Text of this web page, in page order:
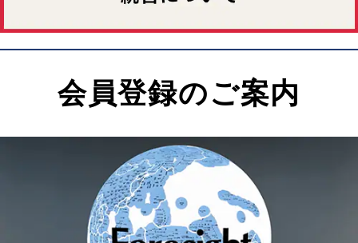
会員登録のご案内